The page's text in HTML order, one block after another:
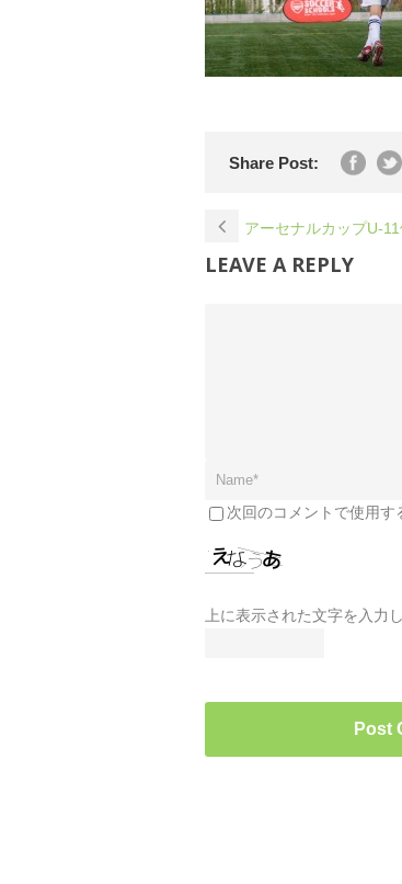
Share Post:
アーセナルカップU-11
LEAVE A REPLY
次回のコメントで使用す
上に表示された文字を入力